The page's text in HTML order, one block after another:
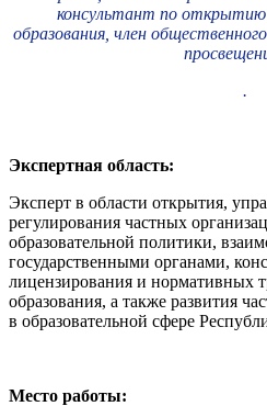
консультант по открытию
образования, член
.
Экспертная область:
Эксперт в области открытия,
регулирования частных
образовательной политики,
государственными органами,
лицензирования и нормативных
образования, а также развития
в образовательной сфере
Место работы: